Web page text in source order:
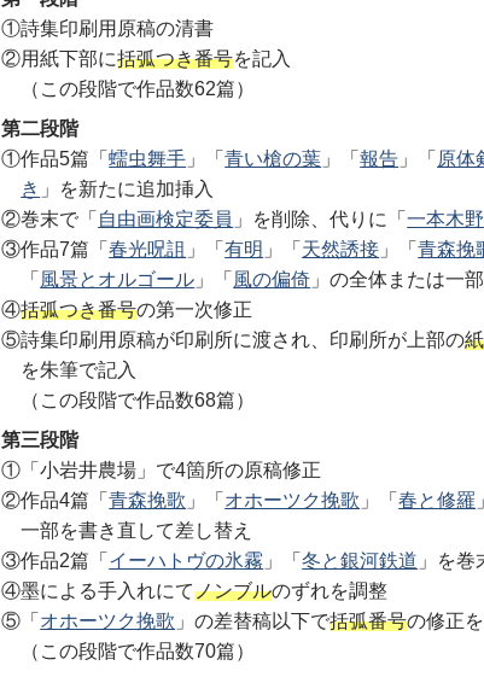
①詩集印刷用原稿の清書
②用紙下部に括弧つき番号を記入
（この段階で作品数62篇）
第二段階
①作品5篇「蠕虫舞手 」「青い槍の葉 」「報告 」「 原体
き 」を新たに追加挿入
②巻末で「 自由画検定委員 」を削除、代りに「一本木野
③作品7篇「春光呪詛 」「有明 」「 天然誘接 」「青森挽
「 風景とオルゴール 」「 風の偏倚 」の全体または一
④括弧つき番号の第一次修正
⑤詩集印刷用原稿が印刷所に渡され、印刷所が上部の
を朱筆で記入
（この段階で作品数68篇）
第三段階
①「小岩井農場」で4箇所の原稿修正
②作品4篇「青森挽歌 」「 オホーツク挽歌 」「春と修羅
一部を書き直して差し替え
③作品2篇「 イーハトヴの氷霧 」「冬と銀河鉄道 」を巻
④墨による手入れにてノンブルのずれを調整
⑤「 オホーツク挽歌 」の差替稿以下で括弧番号の修正
（この段階で作品数70篇）